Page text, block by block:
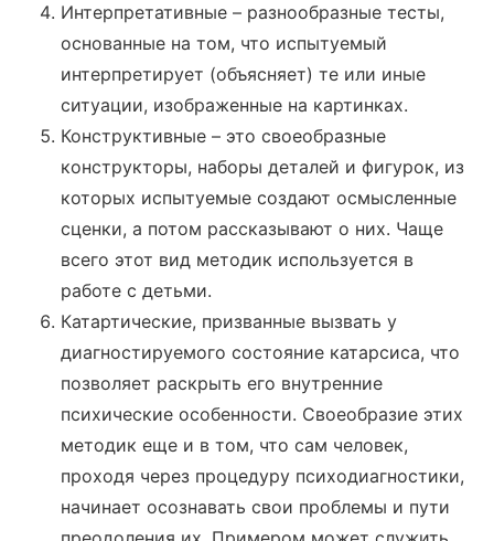
Интерпретативные – разнообразные тесты,
основанные на том, что испытуемый
интерпретирует (объясняет) те или иные
ситуации, изображенные на картинках.
Конструктивные – это своеобразные
конструкторы, наборы деталей и фигурок, из
которых испытуемые создают осмысленные
сценки, а потом рассказывают о них. Чаще
всего этот вид методик используется в
работе с детьми.
Катартические, призванные вызвать у
диагностируемого состояние катарсиса, что
позволяет раскрыть его внутренние
психические особенности. Своеобразие этих
методик еще и в том, что сам человек,
проходя через процедуру психодиагностики,
начинает осознавать свои проблемы и пути